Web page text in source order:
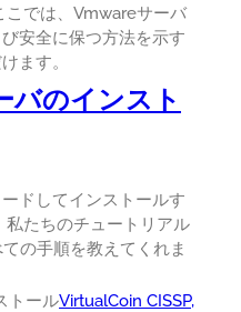
こでは、Vmwareサーバ
安全に保つ方法を示す
ます。
バのインスト
ドしてインストールす
私たちのチュートリアル
の手順を教えてくれま
トールVirtualCoin CISSP,